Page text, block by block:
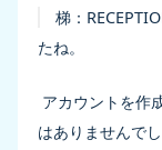
梯：
たね。
アカウントを作
はありませんでし